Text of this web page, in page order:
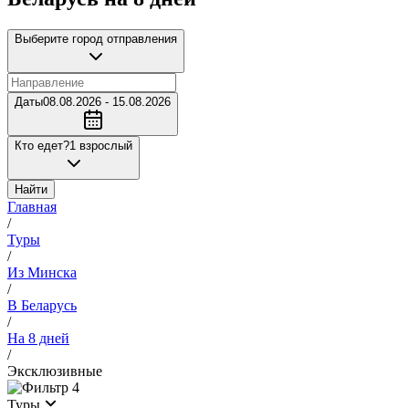
Выберите город отправления
Даты08.08.2026 - 15.08.2026
Кто едет?1 взрослый
Найти
Главная
/
Туры
/
Из Минска
/
В Беларусь
/
На 8 дней
/
Эксклюзивные
4
Туры